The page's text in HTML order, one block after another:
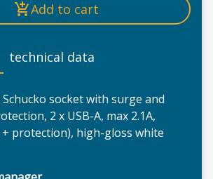
Add to cart
technical data
socket with surge and
2 x USB-A, max 2.1A,
+ protection), high-gloss white